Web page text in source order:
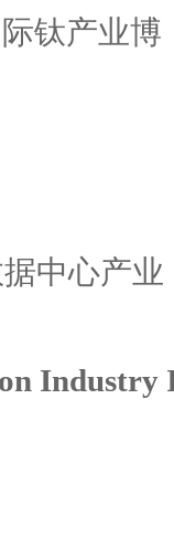
钛产业博
中心产业
Industry